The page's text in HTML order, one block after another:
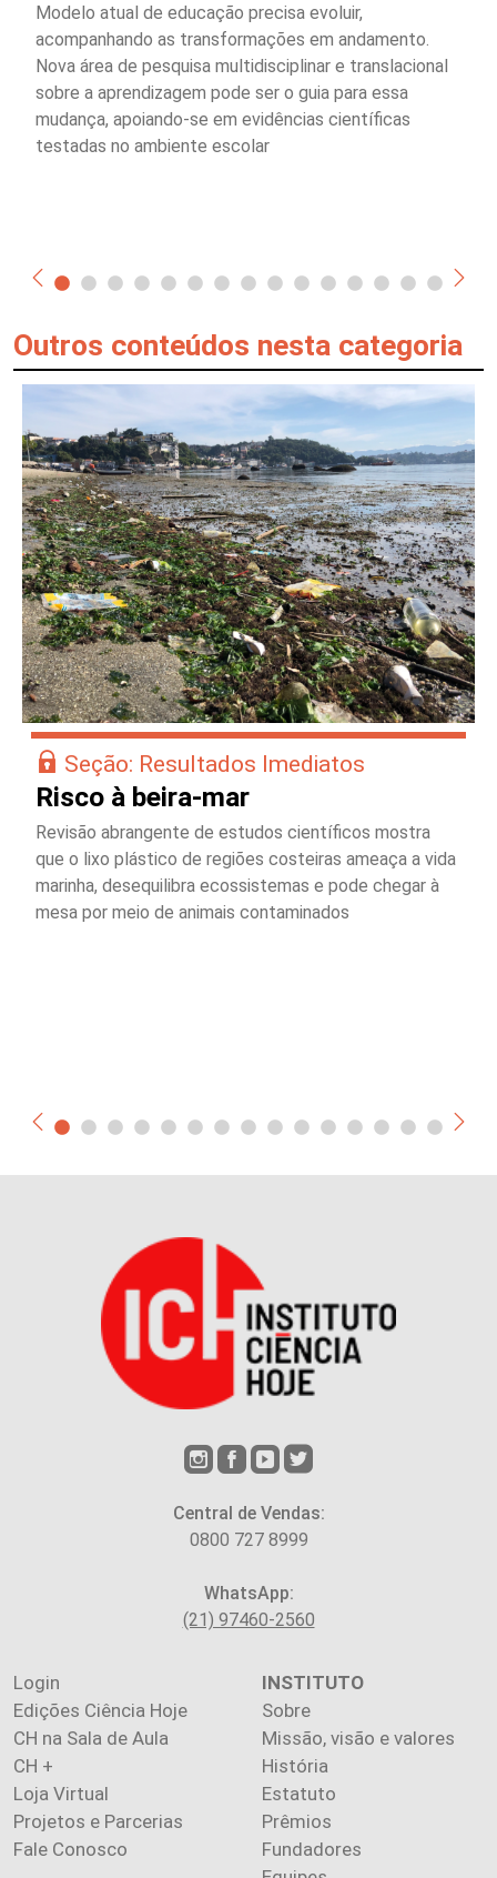
Modelo atual de educação precisa evoluir,
acompanhando as transformações em andamento.
Nova área de pesquisa multidisciplinar e translacional
sobre a aprendizagem pode ser o guia para essa
mudança, apoiando-se em evidências científicas
testadas no ambiente escolar
Outros conteúdos nesta categoria
Seção: Resultados Imediatos
Risco à beira-mar
Revisão abrangente de estudos científicos mostra
que o lixo plástico de regiões costeiras ameaça a vida
marinha, desequilibra ecossistemas e pode chegar à
mesa por meio de animais contaminados
Central de Vendas:
0800 727 8999
WhatsApp:
(21) 97460-2560
Login
Edições Ciência Hoje
CH na Sala de Aula
CH +
Loja Virtual
Projetos e Parcerias
Fale Conosco
INSTITUTO
Sobre
Missão, visão e valores
História
Estatuto
Prêmios
Fundadores